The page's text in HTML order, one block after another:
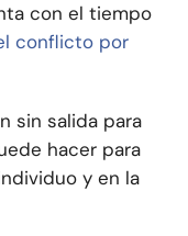
con el tiempo
conflicto por
sin salida para
hacer para
y en la